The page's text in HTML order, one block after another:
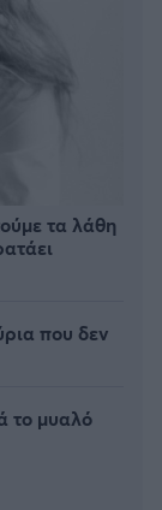
τα λάθη
που δεν
το μυαλό